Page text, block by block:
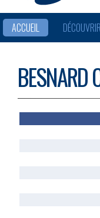
ACCUEIL DÉCOUVRIR
BESNARD